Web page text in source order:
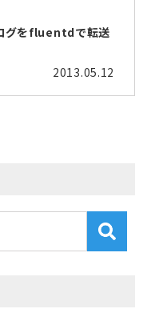
グをfluentdで転送
2013.05.12